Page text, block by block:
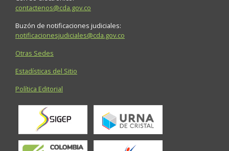
contactenos@cda.gov.co
Buzón de notificaciones judiciales:
notificacionesjudiciales@cda.gov.co
Otras Sedes
Estadísticas del Sitio
Política Editorial